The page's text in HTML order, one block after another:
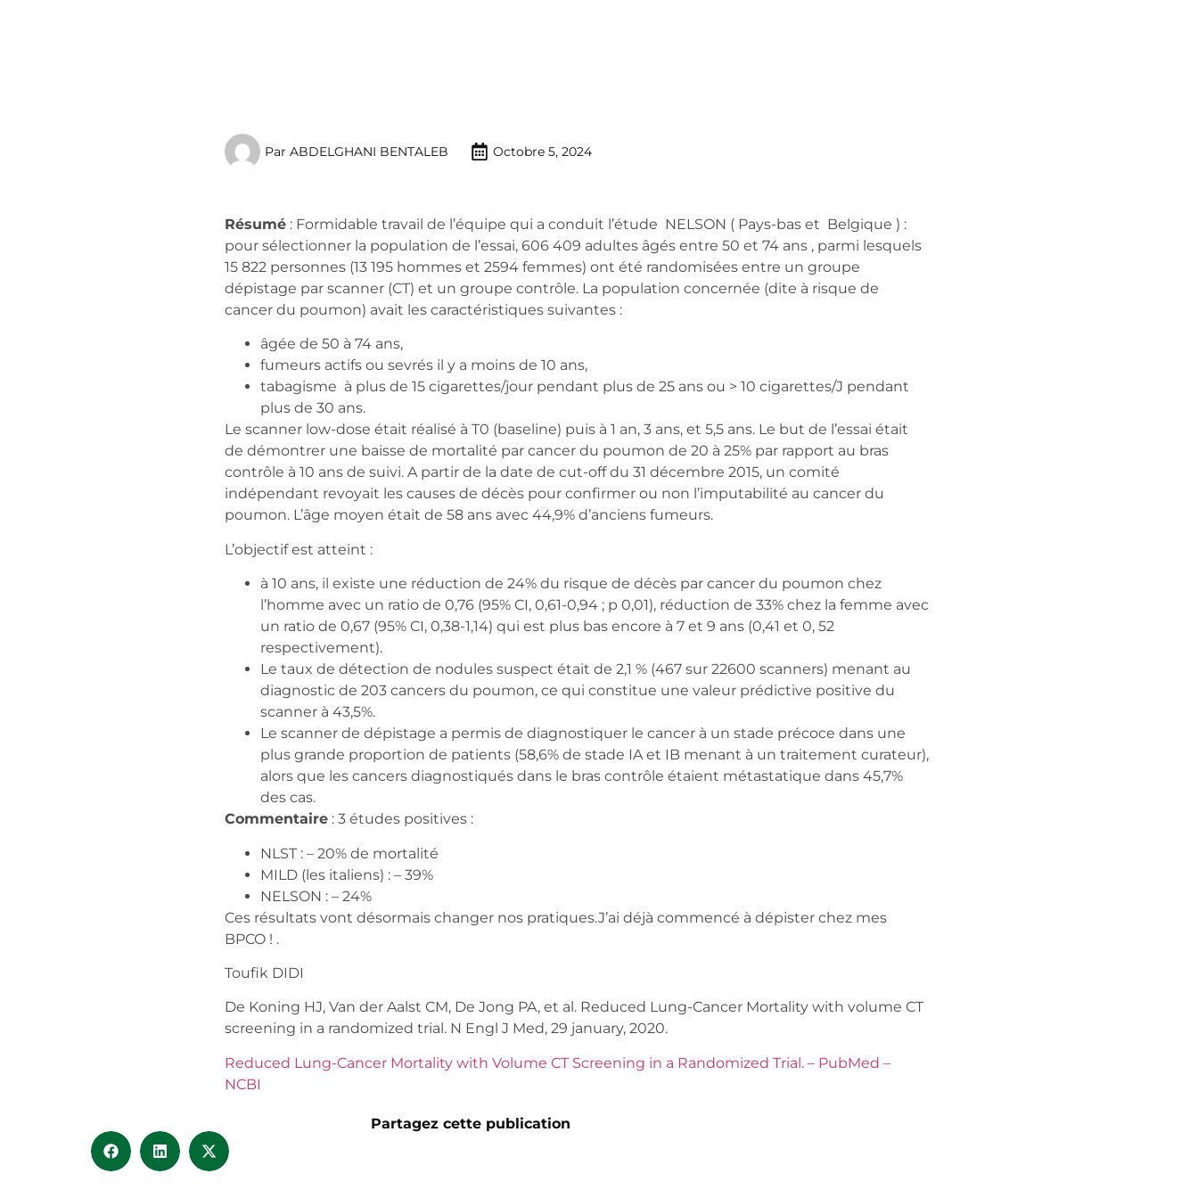
Par ABDELGHANI BENTALEB Octobre 5, 2024
Résumé : Formidable travail de l’équipe qui a conduit l’étude NELSON ( Pays-bas et Belgique ) :
pour sélectionner la population de l’essai, 606 409 adultes âgés entre 50 et 74 ans , parmi lesquels
15 822 personnes (13 195 hommes et 2594 femmes) ont été randomisées entre un groupe
dépistage par scanner (CT) et un groupe contrôle. La population concernée (dite à risque de
cancer du poumon) avait les caractéristiques suivantes :
âgée de 50 à 74 ans,
fumeurs actifs ou sevrés il y a moins de 10 ans,
tabagisme à plus de 15 cigarettes/jour pendant plus de 25 ans ou > 10 cigarettes/J pendant
plus de 30 ans.
Le scanner low-dose était réalisé à T0 (baseline) puis à 1 an, 3 ans, et 5,5 ans. Le but de l’essai était
de démontrer une baisse de mortalité par cancer du poumon de 20 à 25% par rapport au bras
contrôle à 10 ans de suivi. A partir de la date de cut-off du 31 décembre 2015, un comité
indépendant revoyait les causes de décès pour confirmer ou non l’imputabilité au cancer du
poumon. L’âge moyen était de 58 ans avec 44,9% d’anciens fumeurs.
L’objectif est atteint :
à 10 ans, il existe une réduction de 24% du risque de décès par cancer du poumon chez
l’homme avec un ratio de 0,76 (95% CI, 0,61-0,94 ; p 0,01), réduction de 33% chez la femme avec
un ratio de 0,67 (95% CI, 0,38-1,14) qui est plus bas encore à 7 et 9 ans (0,41 et 0, 52
respectivement).
Le taux de détection de nodules suspect était de 2,1 % (467 sur 22600 scanners) menant au
diagnostic de 203 cancers du poumon, ce qui constitue une valeur prédictive positive du
scanner à 43,5%.
Le scanner de dépistage a permis de diagnostiquer le cancer à un stade précoce dans une
plus grande proportion de patients (58,6% de stade IA et IB menant à un traitement curateur),
alors que les cancers diagnostiqués dans le bras contrôle étaient métastatique dans 45,7%
des cas.
Commentaire : 3 études positives :
NLST : – 20% de mortalité
MILD (les italiens) : – 39%
NELSON : – 24%
Ces résultats vont désormais changer nos pratiques.J’ai déjà commencé à dépister chez mes
BPCO ! .
Toufik DIDI
De Koning HJ, Van der Aalst CM, De Jong PA, et al. Reduced Lung-Cancer Mortality with volume CT
screening in a randomized trial. N Engl J Med, 29 january, 2020.
Reduced Lung-Cancer Mortality with Volume CT Screening in a Randomized Trial. – PubMed –
NCBI
Partagez cette publication